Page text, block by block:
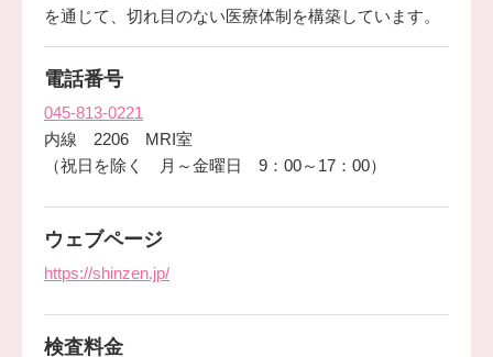
を通じて、切れ目のない医療体制を構築しています。
電話番号
045-813-0221
内線 2206 MRI室
（祝日を除く 月～金曜日 9：00～17：00）
ウェブページ
https://shinzen.jp/
検査料金